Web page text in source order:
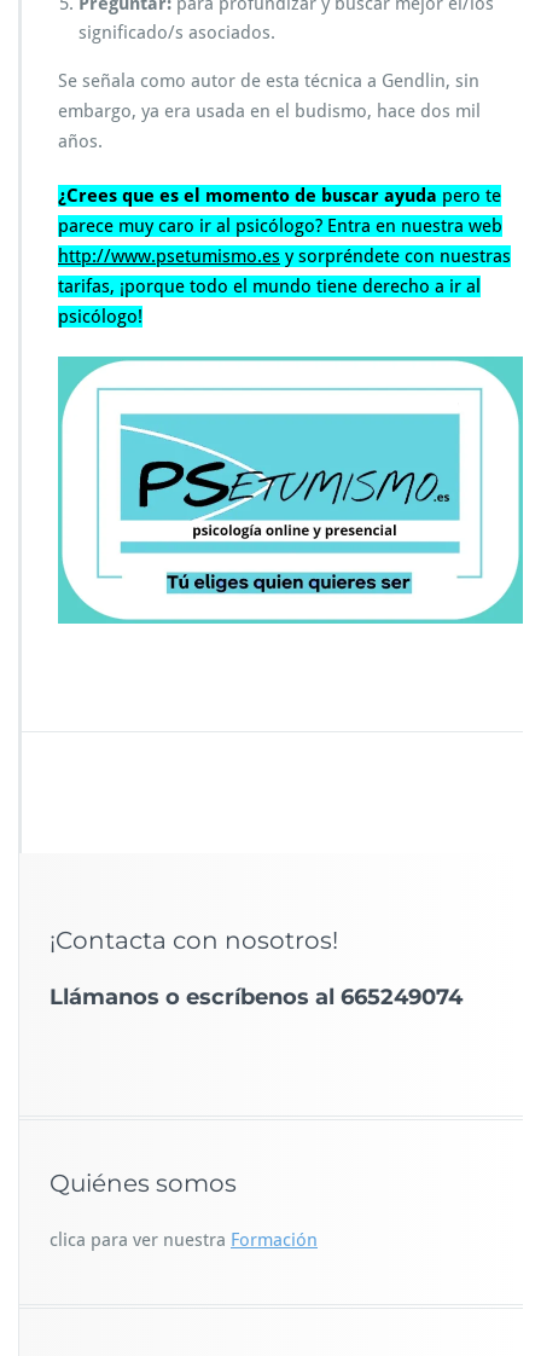
significado/s asociados.
Se señala como autor de esta técnica a Gendlin, sin
embargo, ya era usada en el budismo, hace dos mil
años.
¿Crees que es el momento de buscar ayuda pero te
parece muy caro ir al psicólogo? Entra en nuestra web
http://www.psetumismo.es y sorpréndete con nuestras
tarifas, ¡porque todo el mundo tiene derecho a ir al
psicólogo!
¡Contacta con nosotros!
Llámanos o escríbenos al 665249074
Quiénes somos
clica para ver nuestra Formación